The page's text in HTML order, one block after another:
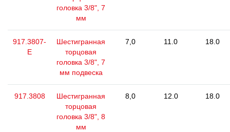
головка 3/8", 7
мм
917.3807-
E
Шестигранная
торцовая
головка 3/8", 7
мм подвеска
7,0 11.0 18.0
917.3808
Шестигранная
торцовая
головка 3/8", 8
мм
8,0 12.0 18.0